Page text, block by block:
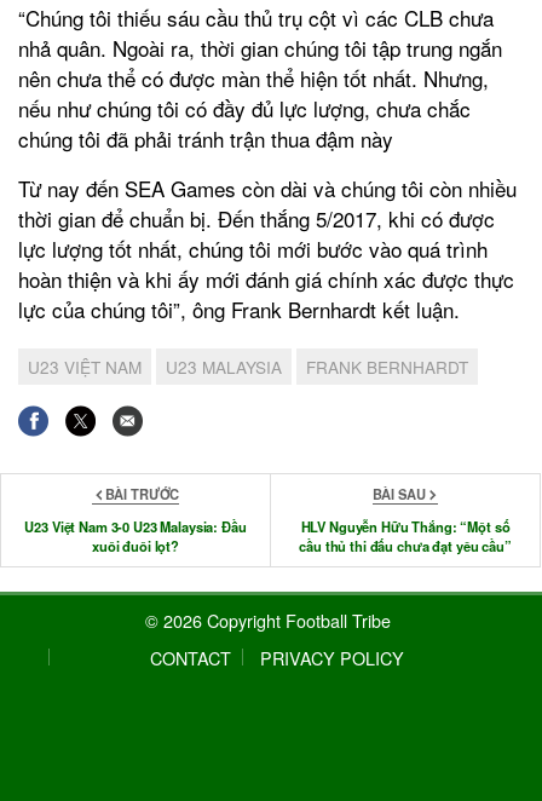
“Chúng tôi thiếu sáu cầu thủ trụ cột vì các CLB chưa
nhả quân. Ngoài ra, thời gian chúng tôi tập trung ngắn
nên chưa thể có được màn thể hiện tốt nhất. Nhưng,
nếu như chúng tôi có đầy đủ lực lượng, chưa chắc
chúng tôi đã phải tránh trận thua đậm này
Từ nay đến SEA Games còn dài và chúng tôi còn nhiều
thời gian để chuẩn bị. Đến thắng 5/2017, khi có được
lực lượng tốt nhất, chúng tôi mới bước vào quá trình
hoàn thiện và khi ấy mới đánh giá chính xác được thực
lực của chúng tôi”, ông Frank Bernhardt kết luận.
U23 VIỆT NAM U23 MALAYSIA FRANK BERNHARDT
BÀI TRƯỚC
U23 Việt Nam 3-0 U23 Malaysia: Đầu
xuôi đuôi lọt?
BÀI SAU
HLV Nguyễn Hữu Thắng: “Một số
cầu thủ thi đấu chưa đạt yêu cầu”
© 2026 Copyright Football Tribe
CONTACT
PRIVACY POLICY